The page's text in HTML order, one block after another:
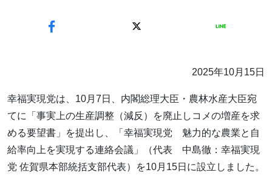
2025年10月15日
幸福実現党は、10月7日、内閣総理大臣・農林水産大臣宛
てに「事実上の生産調整（減反）を廃止しコメの増産を求
める要望書」を提出し、「幸福実現党 魅力的な農業と自
給率向上を実現する連絡会議」（代表 中島徹：幸福実現
党 佐賀県本部統括⽀部代表）を10月15日に設立しました。